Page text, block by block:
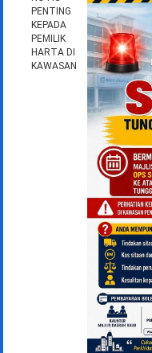
PENTING
KEPADA
PEMILIK
HARTA DI
KAWASAN